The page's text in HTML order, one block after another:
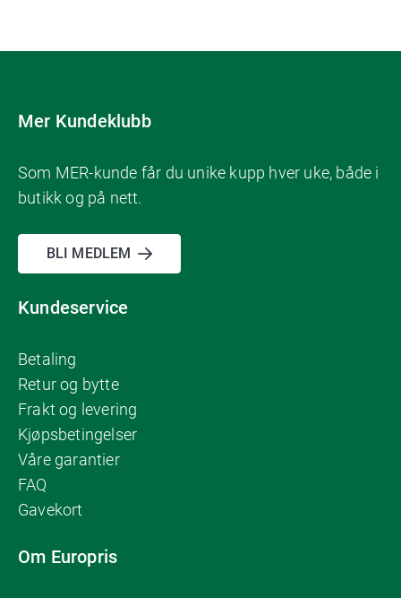
Mer Kundeklubb
Som MER-kunde får du unike kupp hver uke, både i
butikk og på nett.
BLI MEDLEM
Kundeservice
Betaling
Retur og bytte
Frakt og levering
Kjøpsbetingelser
Våre garantier
FAQ
Gavekort
Om Europris